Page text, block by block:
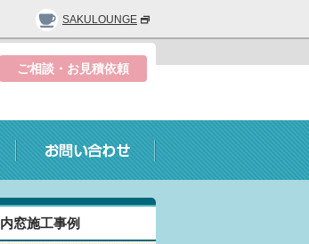
SAKULOUNGE
ご相談・お見積依頼
内窓施工事例